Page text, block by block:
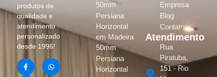
produtos de
qualidade e
atendimento
personalizado
desde 1996!
50mm
Persiana
Horizontal
em Madeira
50mm
Persiana
Horizontal
Empresa
Blog
Contatos
Atendimento
Rua
Piratuba,
151 - Rio